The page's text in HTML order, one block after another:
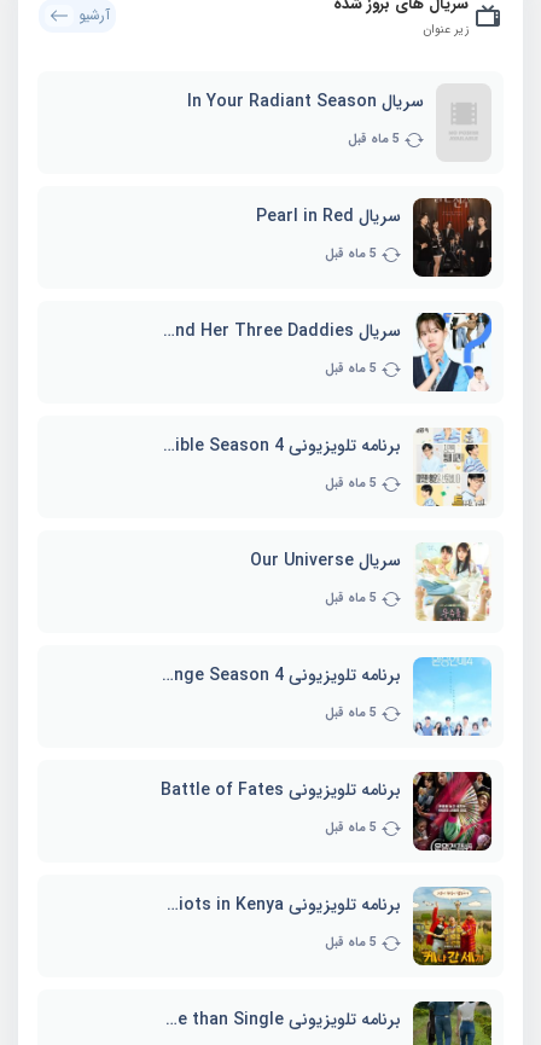
زیر عنوان
آرشیو
سریال In Your Radiant Season
5 ماه قبل
سریال Pearl in Red
5 ماه قبل
سریال Marie and Her Three Daddies
5 ماه قبل
برنامه تلویزیونی Whenever Possible Season 4
5 ماه قبل
سریال Our Universe
5 ماه قبل
برنامه تلویزیونی EXchange Season 4
5 ماه قبل
برنامه تلویزیونی Battle of Fates
5 ماه قبل
برنامه تلویزیونی Three Idiots in Kenya
5 ماه قبل
برنامه تلویزیونی Better Late than Single